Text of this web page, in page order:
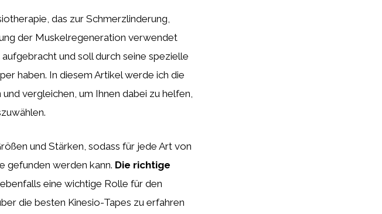
das zur Schmerzlinderung,
der Muskelregeneration verwendet
und soll durch seine spezielle
haben. In diesem Artikel werde ich die
vergleichen, um Ihnen dabei zu helfen,
und Stärken, sodass für jede Art von
gefunden werden kann. Die richtige
eine wichtige Rolle für den
die besten Kinesio-Tapes zu erfahren